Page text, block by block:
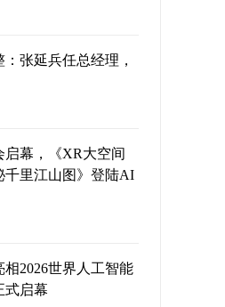
张延兵任总经理，
启幕，《XR大空间
千里江山图》登陆AI
相2026世界人工智能
式启幕